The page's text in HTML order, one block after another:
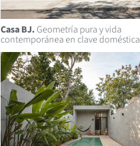
Casa BJ. Geometría pura y vida
contemporánea en clave doméstica